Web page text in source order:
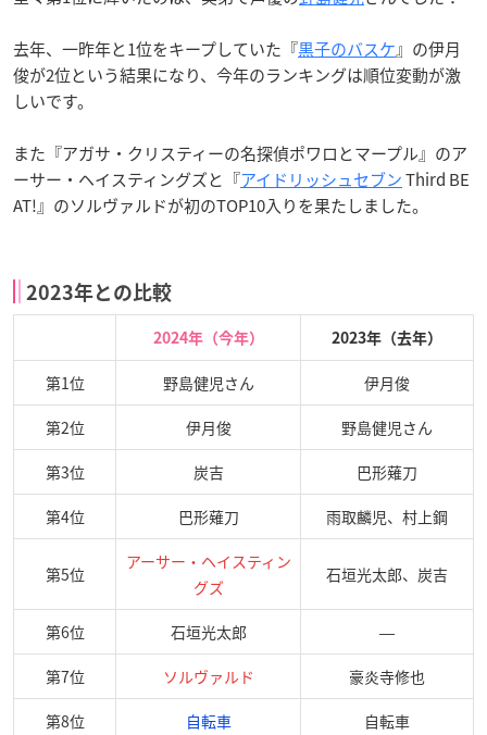
去年、一昨年と1位をキープしていた『黒子のバスケ』の伊月
俊が2位という結果になり、今年のランキングは順位変動が激
しいです。
また『アガサ・クリスティーの名探偵ポワロとマープル』のア
ーサー・ヘイスティングズと『アイドリッシュセブンThird BE
AT!』のソルヴァルドが初のTOP10入りを果たしました。
2023年との比較
2024年（今年） 2023年（去年）
第1位 野島健児さん 伊月俊
第2位 伊月俊 野島健児さん
第3位 炭吉 巴形薙刀
第4位 巴形薙刀 雨取麟児、村上鋼
第5位
アーサー・ヘイスティン
グズ
石垣光太郎、炭吉
第6位 石垣光太郎 ―
第7位 ソルヴァルド 豪炎寺修也
第8位 自転車 自転車